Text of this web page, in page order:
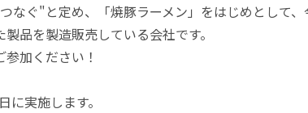
なぐ"と定め、「焼豚ラーメン」をはじめとして
品を製造販売している会社です。
加ください！
実施します。